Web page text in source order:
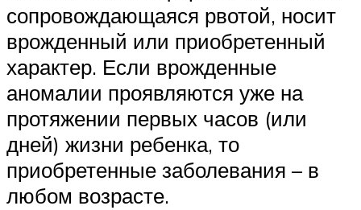
сопровождающаяся рвотой, носит
врожденный или приобретенный
характер. Если врожденные
аномалии проявляются уже на
протяжении первых часов (или
дней) жизни ребенка, то
приобретенные заболевания – в
любом возрасте.